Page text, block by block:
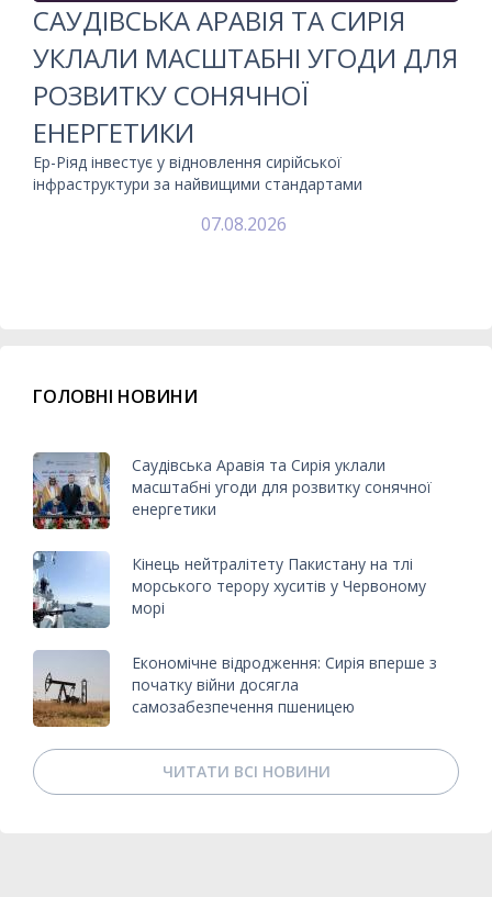
САУДІВСЬКА АРАВІЯ ТА СИРІЯ
УКЛАЛИ МАСШТАБНІ УГОДИ ДЛЯ
РОЗВИТКУ СОНЯЧНОЇ
ЕНЕРГЕТИКИ
Ер-Ріяд інвестує у відновлення сирійської
інфраструктури за найвищими стандартами
07.08.2026
ГОЛОВНІ НОВИНИ
Саудівська Аравія та Сирія уклали
масштабні угоди для розвитку сонячної
енергетики
Кінець нейтралітету Пакистану на тлі
морського терору хуситів у Червоному
морі
Економічне відродження: Сирія вперше з
початку війни досягла
самозабезпечення пшеницею
ЧИТАТИ ВСІ НОВИНИ